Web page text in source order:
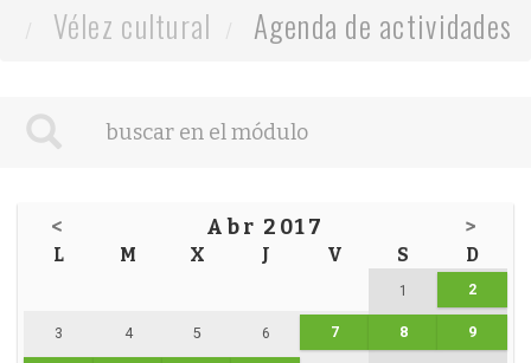
Vélez cultural
Agenda de actividades
< Abr 2017 >
L M X J V S D
1 2
3 4 5 6 7 8 9